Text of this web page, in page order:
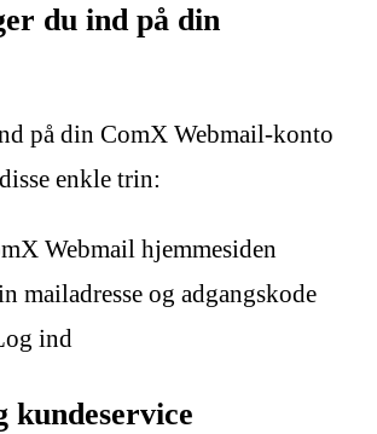
du ind på din
på din ComX Webmail-konto
enkle trin:
Webmail hjemmesiden
mailadresse og adgangskode
ind
kundeservice